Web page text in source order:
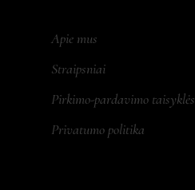
Apie mus
Straipsniai
Pirkimo-pardavimo taisyklės
Privatumo politika